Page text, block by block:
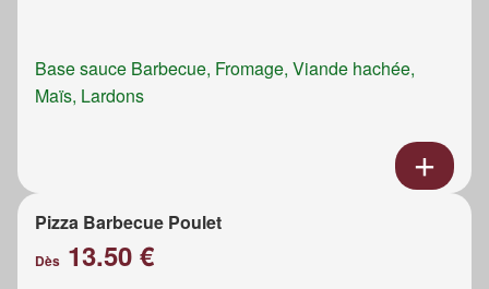
Base sauce Barbecue, Fromage, Viande hachée,
Maïs, Lardons
Pizza Barbecue Poulet
Dès 13.50 €